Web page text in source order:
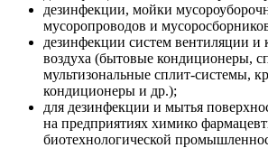
дезинфекции, мойки
мусоропроводов и
дезинфекции систем вентиляции и
воздуха (бытовые кондиционеры,
мультизональные сплит-системы,
кондиционеры и др.);
для дезинфекции и мытья
на предприятиях химико
биотехнологической